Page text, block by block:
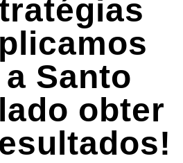
Santo
obter